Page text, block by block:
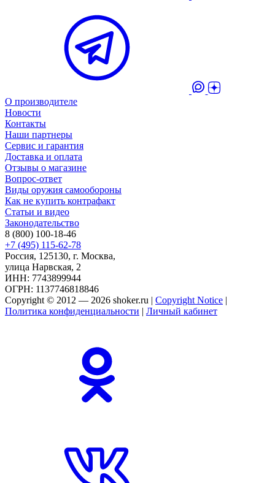
О производителе
Новости
Контакты
Наши партнеры
Сервис и гарантия
Доставка и оплата
Отзывы о магазине
Вопрос-ответ
Виды оружия самообороны
Как не купить контрафакт
Статьи и видео
Законодательство
8 (800) 100-18-46
+7 (495) 115-62-78
Россия, 125130, г. Москва,
улица Нарвская, 2
ИНН: 7743899944
ОГРН: 1137746818846
Copyright © 2012 — 2026 shoker.ru | Copyright Notice |
Политика конфиденциальности | Личный кабинет